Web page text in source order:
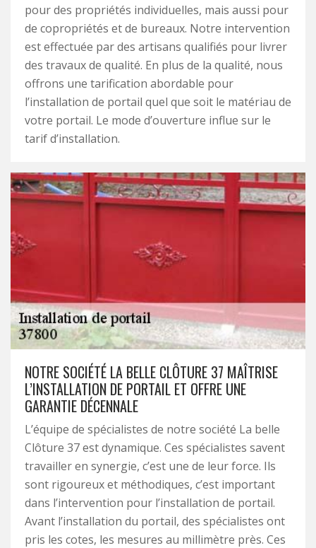
pour des propriétés individuelles, mais aussi pour
de copropriétés et de bureaux. Notre intervention
est effectuée par des artisans qualifiés pour livrer
des travaux de qualité. En plus de la qualité, nous
offrons une tarification abordable pour
l’installation de portail quel que soit le matériau de
votre portail. Le mode d’ouverture influe sur le
tarif d’installation.
NOTRE SOCIÉTÉ LA BELLE CLÔTURE 37 MAÎTRISE
L’INSTALLATION DE PORTAIL ET OFFRE UNE
GARANTIE DÉCENNALE
L’équipe de spécialistes de notre société La belle
Clôture 37 est dynamique. Ces spécialistes savent
travailler en synergie, c’est une de leur force. Ils
sont rigoureux et méthodiques, c’est important
dans l’intervention pour l’installation de portail.
Avant l’installation du portail, des spécialistes ont
pris les cotes, les mesures au millimètre près. Ces